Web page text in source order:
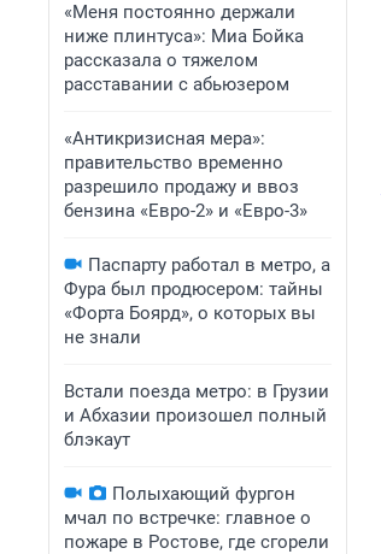
«Меня постоянно держали
ниже плинтуса»: Миа Бойка
рассказала о тяжелом
расставании с абьюзером
«Антикризисная мера»:
правительство временно
разрешило продажу и ввоз
бензина «Евро-2» и «Евро-3»
Паспарту работал в метро, а
Фура был продюсером: тайны
«Форта Боярд», о которых вы
не знали
Встали поезда метро: в Грузии
и Абхазии произошел полный
блэкаут
Полыхающий фургон
мчал по встречке: главное о
пожаре в Ростове, где сгорели